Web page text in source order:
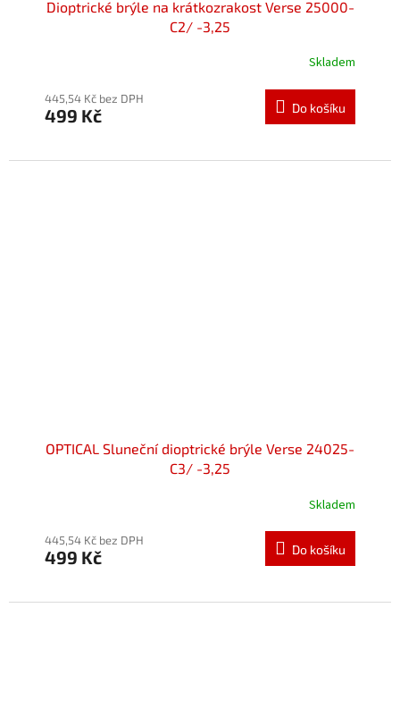
Dioptrické brýle na krátkozrakost Verse 25000-
C2/ -3,25
Skladem
445,54 Kč bez DPH
499 Kč Do košíku
OPTICAL Sluneční dioptrické brýle Verse 24025-
C3/ -3,25
Skladem
445,54 Kč bez DPH
499 Kč Do košíku